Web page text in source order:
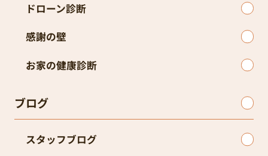
ドローン診断
感謝の壁
お家の健康診断
ブログ
スタッフブログ